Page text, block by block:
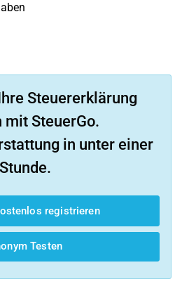
Steuererklärung
mit SteuerGo.
in unter einer
Stunde.
registrieren
Testen